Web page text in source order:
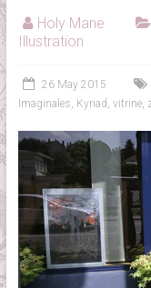
Holy Mane
Illustration
26 May 2015
Imaginales, Kyriad , vitrine,